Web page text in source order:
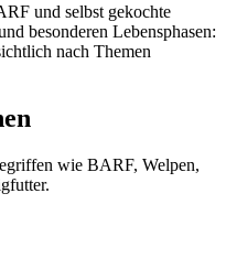
und selbst gekochte
besonderen Lebensphasen:
nach Themen
wie BARF, Welpen,